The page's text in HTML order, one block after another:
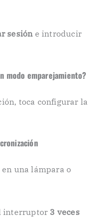
sesióne introducir
modo emparejamiento?
toca configurar la
una lámpara o
interruptor 3 veces